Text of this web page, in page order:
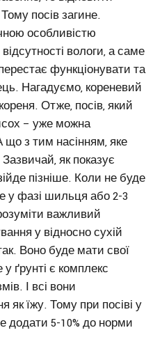
посів загине.
особливістю
вологи, а саме
функціонувати та
Нагадуємо, кореневий
Отже, посів, який
– уже можна
що з тим насінням, яке
як показує
пізніше. Коли не буде
у фазі шильця або 2-3
важливий
у відносно сухій
Воно буде мати свої
ґрунті є комплекс
І всі вони
як їжу. Тому при посіві у
додати 5-10% до норми